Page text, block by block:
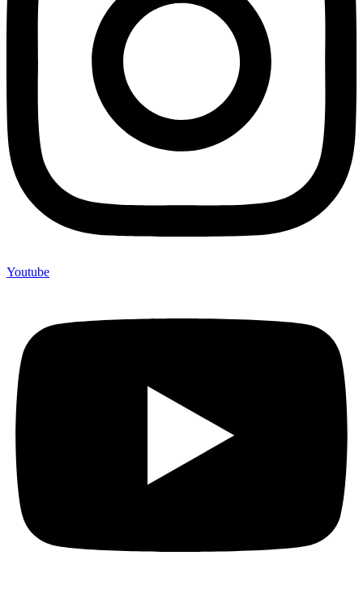
Youtube